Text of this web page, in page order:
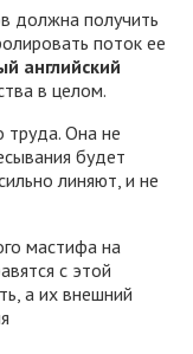
должна получить
поток ее
английский
в целом.
труда. Она не
будет
линяют, и не
мастифа на
с этой
а их внешний